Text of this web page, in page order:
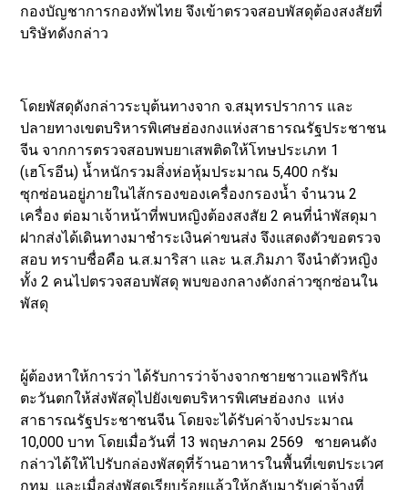
กองบัญชาการกองทัพไทย จึงเข้าตรวจสอบพัสดุต้องสงสัยที่
บริษัทดังกล่าว
โดยพัสดุดังกล่าวระบุต้นทางจาก จ.สมุทรปราการ และ
ปลายทางเขตบริหารพิเศษฮ่องกงแห่งสาธารณรัฐประชาชน
จีน จากการตรวจสอบพบยาเสพติดให้โทษประเภท 1
(เฮโรอีน) น้ำหนักรวมสิ่งห่อหุ้มประมาณ 5,400 กรัม
ซุกซ่อนอยู่ภายในไส้กรองของเครื่องกรองน้ำ จำนวน 2
เครื่อง ต่อมาเจ้าหน้าที่พบหญิงต้องสงสัย 2 คนที่นำพัสดุมา
ฝากส่งได้เดินทางมาชำระเงินค่าขนส่ง จึงแสดงตัวขอตรวจ
สอบ ทราบชื่อคือ น.ส.มาริสา และ น.ส.ภิมภา จึงนำตัวหญิง
ทั้ง 2 คนไปตรวจสอบพัสดุ พบของกลางดังกล่าวซุกซ่อนใน
พัสดุ
ผู้ต้องหาให้การว่า ได้รับการว่าจ้างจากชายชาวแอฟริกัน
ตะวันตกให้ส่งพัสดุไปยังเขตบริหารพิเศษฮ่องกง แห่ง
สาธารณรัฐประชาชนจีน โดยจะได้รับค่าจ้างประมาณ
10,000 บาท โดยเมื่อวันที่ 13 พฤษภาคม 2569 ชายคนดัง
กล่าวได้ให้ไปรับกล่องพัสดุที่ร้านอาหารในพื้นที่เขตประเวศ
กทม. และเมื่อส่งพัสดุเรียบร้อยแล้วให้กลับมารับค่าจ้างที่